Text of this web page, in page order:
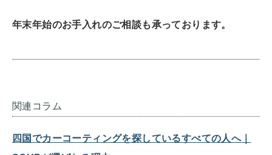
年末年始のお手入れのご相談も承っております。
関連コラム
四国でカーコーティングを探しているすべての人へ｜